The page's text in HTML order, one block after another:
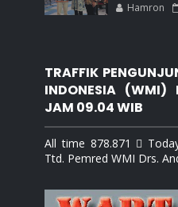
Hamron
TRAFFIK
INDONESIA (WMI)
JAM 09.04 WIB
All time 878.871 
Ttd. Pemred WMI Drs.